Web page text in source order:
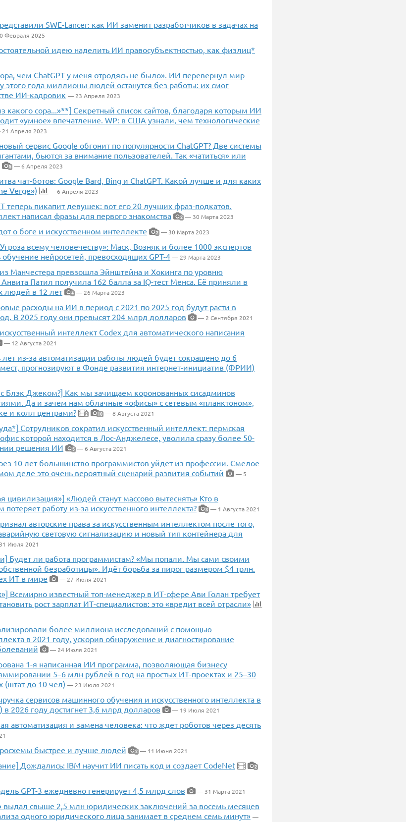
SWE-Lancer: как ИИ заменит разработчиков в задачах на
Февраля 2025
идею наделить ИИ правосубъектностью, как физлиц*
чем ChatGPT у меня отродясь не было». ИИ перевернул мир
этого года миллионы людей останутся без работы: их смог
ИИ-кадровик — 23 Апреля 2023
какого сора...»**] Секретный список сайтов, благодаря которым ИИ
«умное» впечатление. WP: в США узнали, чем технологические
Апреля 2023
сервис Google обгонит по популярности ChatGPT? Две системы
бьются за внимание пользователей. Так «чатиться» или
5 — 6 Апреля 2023
чат-ботов: Google Bard, Bing и ChatGPT. Какой лучше и для каких
Verge»)
— 6 Апреля 2023
теперь пикапит девушек: вот его 20 лучших фраз-подкатов.
написал фразы для первого знакомства
2 — 30 Марта 2023
о боге и искусственном интеллекте 2 — 30 Марта 2023
всему человечеству»: Маск, Возняк и более 1000 экспертов
обучение нейросетей, превосходящих GPT-4 — 29 Марта 2023
Манчестера превзошла Эйнштейна и Хокинга по уровню
Патил получила 162 балла за IQ-тест Менса. Её приняли в
людей в 12 лет
4 — 26 Марта 2023
расходы на ИИ в период с 2021 по 2025 год будут расти в
В 2025 году они превысят 204 млрд долларов
— 2 Сентября 2021
интеллект Codex для автоматического написания
— 12 Августа 2021
из-за автоматизации работы людей будет сокращено до 6
прогнозируют в Фонде развития интернет-инициатив (ФРИИ)
Блэк Джеком?] Как мы зачищаем коронованных сисадминов
Да и зачем нам облачные «офисы» с сетевым «планктоном»,
и колл центрами?
2 10 — 8 Августа 2021
Сотрудников сократил искусственный интеллект: пермская
которой находится в Лос-Анджелесе, уволила сразу более 50-
решения ИИ
5 — 6 Августа 2021
10 лет большинство программистов уйдет из профессии. Смелое
деле это очень вероятный сценарий развития событий
— 5
цивилизация»] «Людей станут массово вытеснять» Кто в
работу из-за искусственного интеллекта?
3 — 1 Августа 2021
авторские права за искусственным интеллектом после того,
световую сигнализацию и новый тип контейнера для
Июля 2021
Будет ли работа программистам? «Мы попали. Мы сами своими
безработицы». Идёт борьба за пирог размером $4 трлн.
ИТ в мире
— 27 Июля 2021
Всемирно известный топ-менеджер в ИТ-сфере Ави Голан требует
рост зарплат ИТ-специалистов: это «вредит всей отрасли»
более миллиона исследований с помощью
в 2021 году, ускорив обнаружение и диагностирование
— 24 Июля 2021
1-я написанная ИИ программа, позволяющая бизнесу
5–6 млн рублей в год на простых ИТ-проектах и 25–30
(штат до 10 чел) — 23 Июля 2021
сервисов машинного обучения и искусственного интеллекта в
в 2026 году достигнет 3,6 млрд долларов
— 19 Июля 2021
автоматизация и замена человека: что ждет роботов через десять
быстрее и лучше людей 2 — 11 Июня 2021
Дождались: IBM научит ИИ писать код и создает CodeNet 2
GPT-3 ежедневно генерирует 4,5 млрд слов
— 31 Марта 2021
выдал свыше 2,5 млн юридических заключений за восемь месяцев
одного юридического лица занимает в среднем семь минут» —